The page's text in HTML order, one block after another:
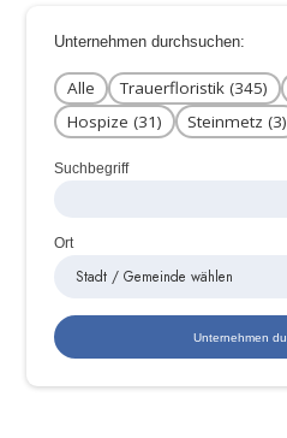
Unternehmen durchsuchen:
Alle Trauerfloristik (345)
Hospize (31)
Steinmetz (3)
Suchbegriff
Ort
Stadt / Gemeinde wählen